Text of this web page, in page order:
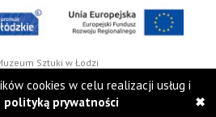
Sztuki w Łodzi
cookies w celu realizacji usług i
polityką prywatności